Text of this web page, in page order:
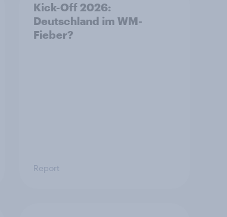
Kick-Off 2026:
Deutschland im WM-
Fieber?
Report